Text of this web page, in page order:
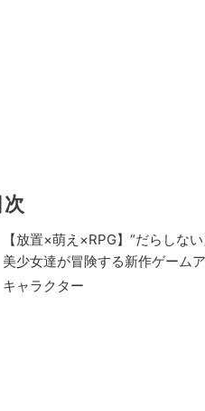
次
【放置×萌え×RPG】“だらしない
美少女達が冒険する新作ゲームア
キャラクター